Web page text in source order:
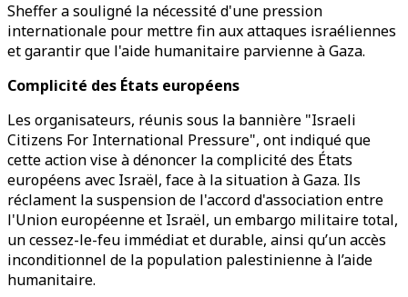
Sheffer a souligné la nécessité d'une pression
internationale pour mettre fin aux attaques israéliennes
et garantir que l'aide humanitaire parvienne à Gaza.
Complicité des États européens
Les organisateurs, réunis sous la bannière "Israeli
Citizens For International Pressure", ont indiqué que
cette action vise à dénoncer la complicité des États
européens avec Israël, face à la situation à Gaza. Ils
réclament la suspension de l'accord d'association entre
l'Union européenne et Israël, un embargo militaire total,
un cessez-le-feu immédiat et durable, ainsi qu’un accès
inconditionnel de la population palestinienne à l’aide
humanitaire.